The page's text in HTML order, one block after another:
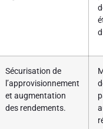
Sécurisation de
l’approvisionnement
et augmentation
des rendements.